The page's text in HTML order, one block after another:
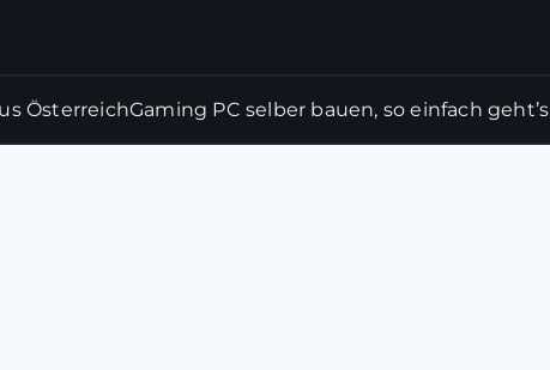
ÖsterreichGaming PC selber bauen, so einfach geht’s